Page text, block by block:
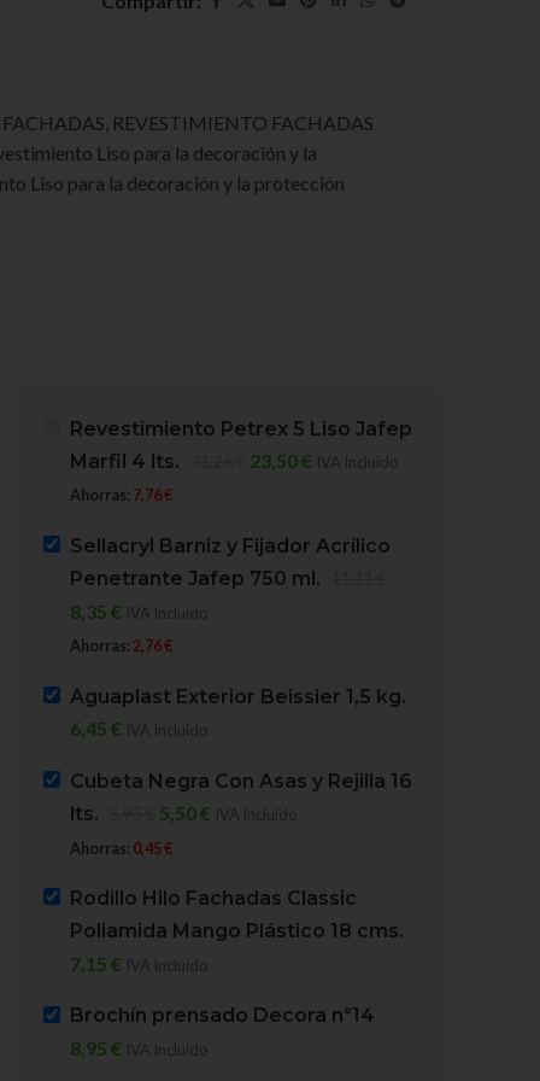
REVESTIMIENTO FACHADAS
Liso para la decoración y la
Liso para la decoración y la protección
Rodillo Hilo Fachadas
Classic Poliamida Mango
Plástico 18 cms.
HERRAMIENTAS RODILLOS,
RODILLOS COMPLETOS
En stock
PESO 254 g
-25%
Jafep Marfil 4 lts.
En stock
SKU:022745004
Revestimiento Petrex 5 Liso Jafep
Marfil 4 lts.
23,50€ IVA Incluido
Ahorras: 7,76€
Sellacryl Barniz y Fijador Acrílico
Penetrante Jafep 750 ml.
8,35 € IVA Incluido
Ahorras:2,76€
Aguaplast Exterior Beissier 1,5 kg.
6,45 € IVA Incluido
Cubeta Negra Con Asas y Rejilla 16
lts.
5,50€ IVA Incluido
Ahorras: 0,45€
Rodillo Hilo Fachadas Classic
Poliamida Mango Plástico 18 cms.
7,15 € IVA Incluido
Brochín prensado Decora nº14
8,95 € IVA Incluido